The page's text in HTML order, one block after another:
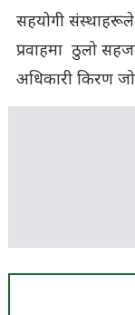
सहयोगी संस्थाहरूले
प्रवाहमा ठुलो
अधिकारी किरण